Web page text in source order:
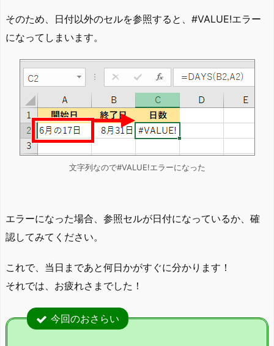
そのため、日付以外のセルを参照すると、#VALUE!エラー
になってしまいます。
文字列なので#VALUE!エラーになった
エラーになった場合、参照セルが日付になっているか、確
認してみてください。
これで、当日まであと何日かがすぐに分かります！
それでは、お疲れさまでした！
今回のおさらい